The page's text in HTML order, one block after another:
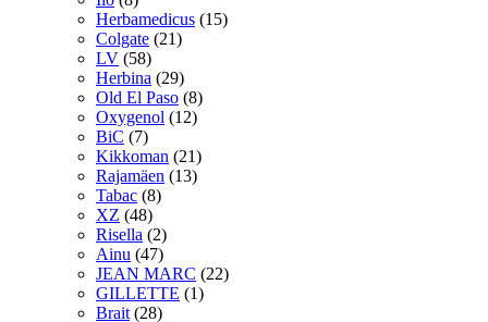
Herbamedicus (15)
Colgate (21)
LV (58)
Herbina (29)
Old El Paso (8)
Oxygenol (12)
BiC (7)
Kikkoman (21)
Rajamäen (13)
Tabac (8)
XZ (48)
Risella (2)
Ainu (47)
JEAN MARC (22)
GILLETTE (1)
Brait (28)